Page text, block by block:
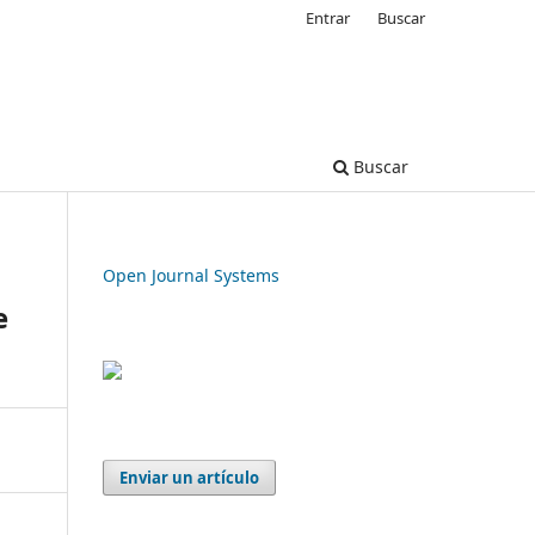
Buscar
Entrar Buscar
Open Journal Systems
Enviar un artículo